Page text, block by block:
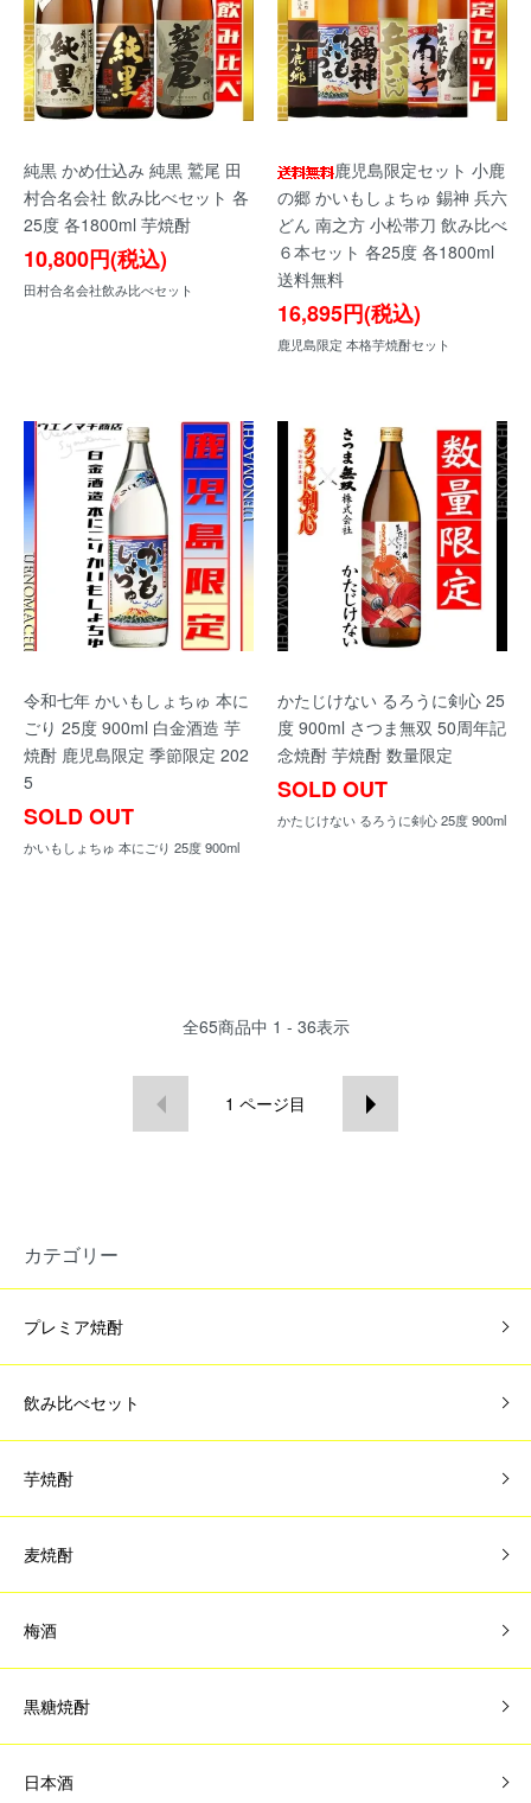
純黒 かめ仕込み 純黒 鷲尾 田
村合名会社 飲み比べセット 各
25度 各1800ml 芋焼酎
10,800円(税込)
田村合名会社飲み比べセット
鹿児島限定セット 小鹿
の郷 かいもしょちゅ 錫神 兵六
どん 南之方 小松帯刀 飲み比べ
６本セット 各25度 各1800ml
送料無料
16,895円(税込)
鹿児島限定 本格芋焼酎セット
令和七年 かいもしょちゅ 本に
ごり 25度 900ml 白金酒造 芋
焼酎 鹿児島限定 季節限定 202
5
SOLD OUT
かいもしょちゅ 本にごり 25度 900ml
かたじけない るろうに剣心 25
度 900ml さつま無双 50周年記
念焼酎 芋焼酎 数量限定
SOLD OUT
かたじけない るろうに剣心 25度 900ml
全65商品中 1 - 36表示
1 ページ目
カテゴリー
プレミア焼酎
飲み比べセット
芋焼酎
麦焼酎
梅酒
黒糖焼酎
日本酒